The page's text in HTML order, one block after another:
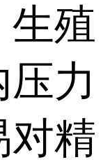
生殖
力
对精